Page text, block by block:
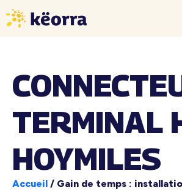
TERMINAL
HOYMILES
Accueil / Gain de temps :